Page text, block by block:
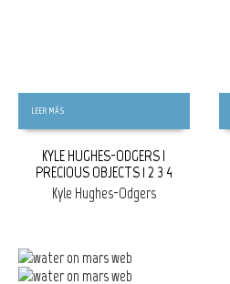
LEER MÁS
KYLE HUGHES-ODGERS |
PRECIOUS OBJECTS 1_2_3_4
Kyle Hughes-Odgers